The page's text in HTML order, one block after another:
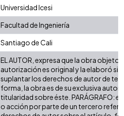
Universidad Icesi
Facultad de Ingeniería
Santiago de Cali
EL AUTOR, expresa que la obra objeto
autorización es original y la elaboró
suplantar los derechos de autor de
forma, la obra es de su exclusiva
titularidad sobre éste. PARÁGRAFO:
o acción por parte de un tercero